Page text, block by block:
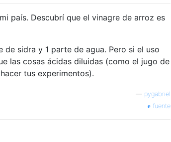
país. Descubrí que el vinagre de arroz es
sidra y 1 parte de agua. Pero si el uso
las cosas ácidas diluidas (como el jugo de
tus experimentos).
pygabriel
fuente